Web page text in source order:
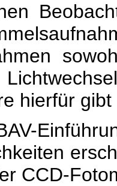
hierfür
CCD-